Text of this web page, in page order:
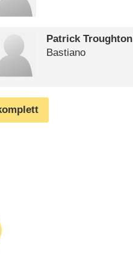
Patrick Troughton
Bastiano